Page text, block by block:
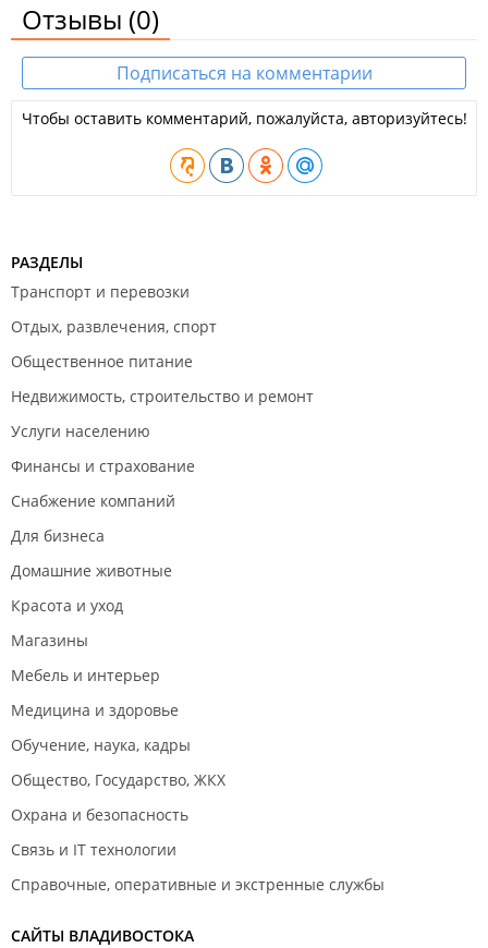
Отзывы (0)
Подписаться на комментарии
Чтобы оставить комментарий, пожалуйста, авторизуйтесь!
РАЗДЕЛЫ
Транспорт и перевозки
Отдых, развлечения, спорт
Общественное питание
Недвижимость, строительство и ремонт
Услуги населению
Финансы и страхование
Снабжение компаний
Для бизнеса
Домашние животные
Красота и уход
Магазины
Мебель и интерьер
Медицина и здоровье
Обучение, наука, кадры
Общество, Государство, ЖКХ
Охрана и безопасность
Связь и IT технологии
Справочные, оперативные и экстренные службы
САЙТЫ ВЛАДИВОСТОКА